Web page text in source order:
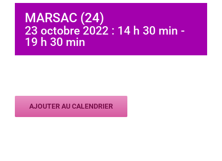
MARSAC (24)
23 octobre 2022 : 14 h 30 min -
19 h 30 min
AJOUTER AU CALENDRIER